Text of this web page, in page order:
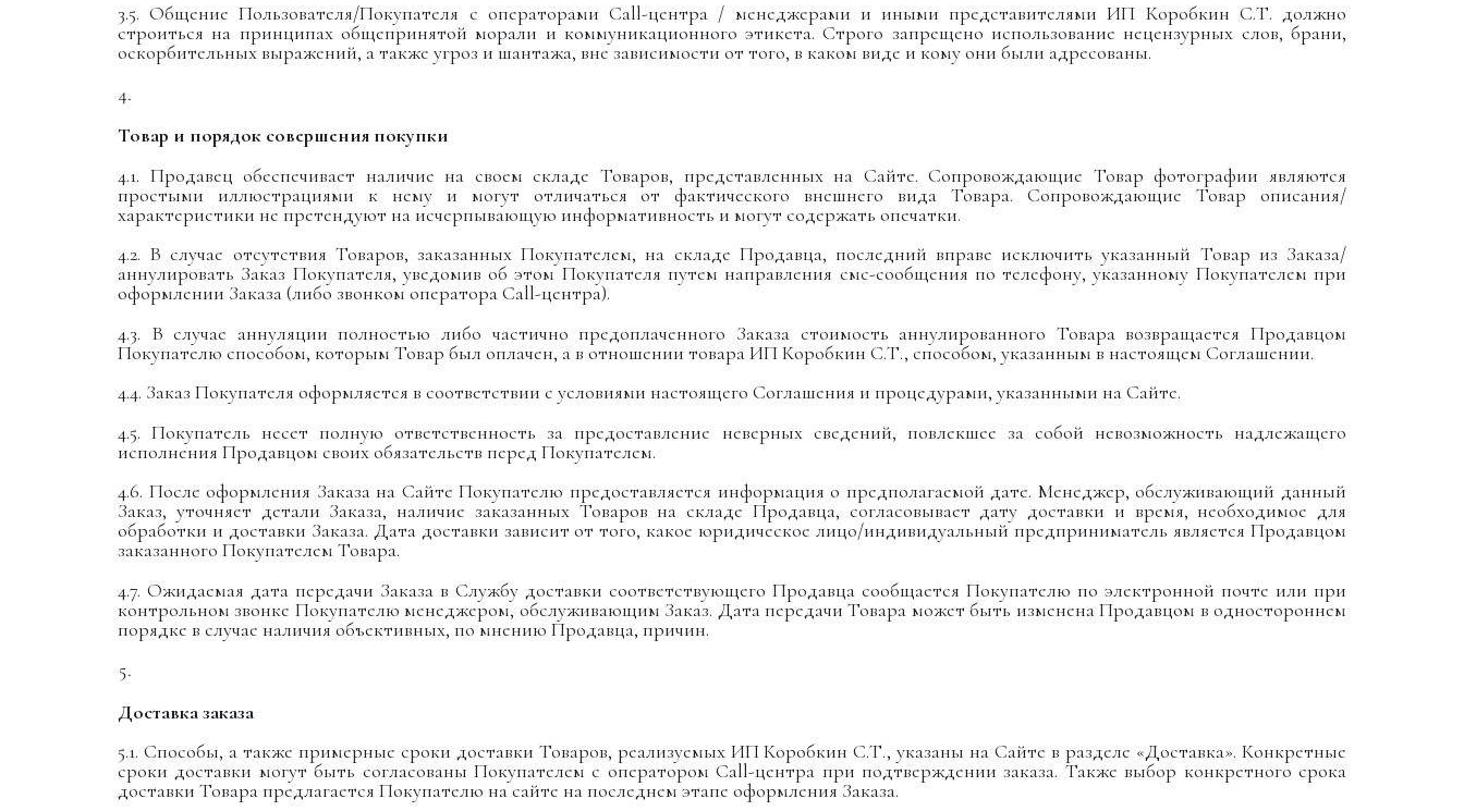
3.5. Общение Пользователя/Покупателя с операторами Call-центра / менеджерами и иными представителями ИП Коробкин С.Т. должно
строиться на принципах общепринятой морали и коммуникационного этикета. Строго запрещено использование нецензурных слов, брани,
оскорбительных выражений, а также угроз и шантажа, вне зависимости от того, в каком виде и кому они были адресованы.
Товар и порядок совершения покупки
4.1. Продавец обеспечивает наличие на своем складе Товаров, представленных на Сайте. Сопровождающие Товар фотографии являются
простыми иллюстрациями к нему и могут отличаться от фактического внешнего вида Товара. Сопровождающие Товар описания/
характеристики не претендуют на исчерпывающую информативность и могут содержать опечатки.
4.2. В случае отсутствия Товаров, заказанных Покупателем, на складе Продавца, последний вправе исключить указанный Товар из Заказа/
аннулировать Заказ Покупателя, уведомив об этом Покупателя путем направления смс-сообщения по телефону, указанному Покупателем при
оформлении Заказа (либо звонком оператора Call-центра).
4.3. В случае аннуляции полностью либо частично предоплаченного Заказа стоимость аннулированного Товара возвращается Продавцом
Покупателю способом, которым Товар был оплачен, а в отношении товара ИП Коробкин С.Т., способом, указанным в настоящем Соглашении.
4.4. Заказ Покупателя оформляется в соответствии с условиями настоящего Соглашения и процедурами, указанными на Сайте.
4.5. Покупатель несет полную ответственность за предоставление неверных сведений, повлекшее за собой невозможность надлежащего
исполнения Продавцом своих обязательств перед Покупателем.
4.6. После оформления Заказа на Сайте Покупателю предоставляется информация о предполагаемой дате. Менеджер, обслуживающий данный
Заказ, уточняет детали Заказа, наличие заказанных Товаров на складе Продавца, согласовывает дату доставки и время, необходимое для
обработки и доставки Заказа. Дата доставки зависит от того, какое юридическое лицо/индивидуальный предприниматель является Продавцом
заказанного Покупателем Товара.
4.7. Ожидаемая дата передачи Заказа в Службу доставки соответствующего Продавца сообщается Покупателю по электронной почте или при
контрольном звонке Покупателю менеджером, обслуживающим Заказ. Дата передачи Товара может быть изменена Продавцом в одностороннем
порядке в случае наличия объективных, по мнению Продавца, причин.
Доставка заказа
5.1. Способы, а также примерные сроки доставки Товаров, реализуемых ИП Коробкин С.Т., указаны на Сайте в разделе «Доставка». Конкретные
сроки доставки могут быть согласованы Покупателем с оператором Call-центра при подтверждении заказа. Также выбор конкретного срока
доставки Товара предлагается Покупателю на сайте на последнем этапе оформления Заказа.